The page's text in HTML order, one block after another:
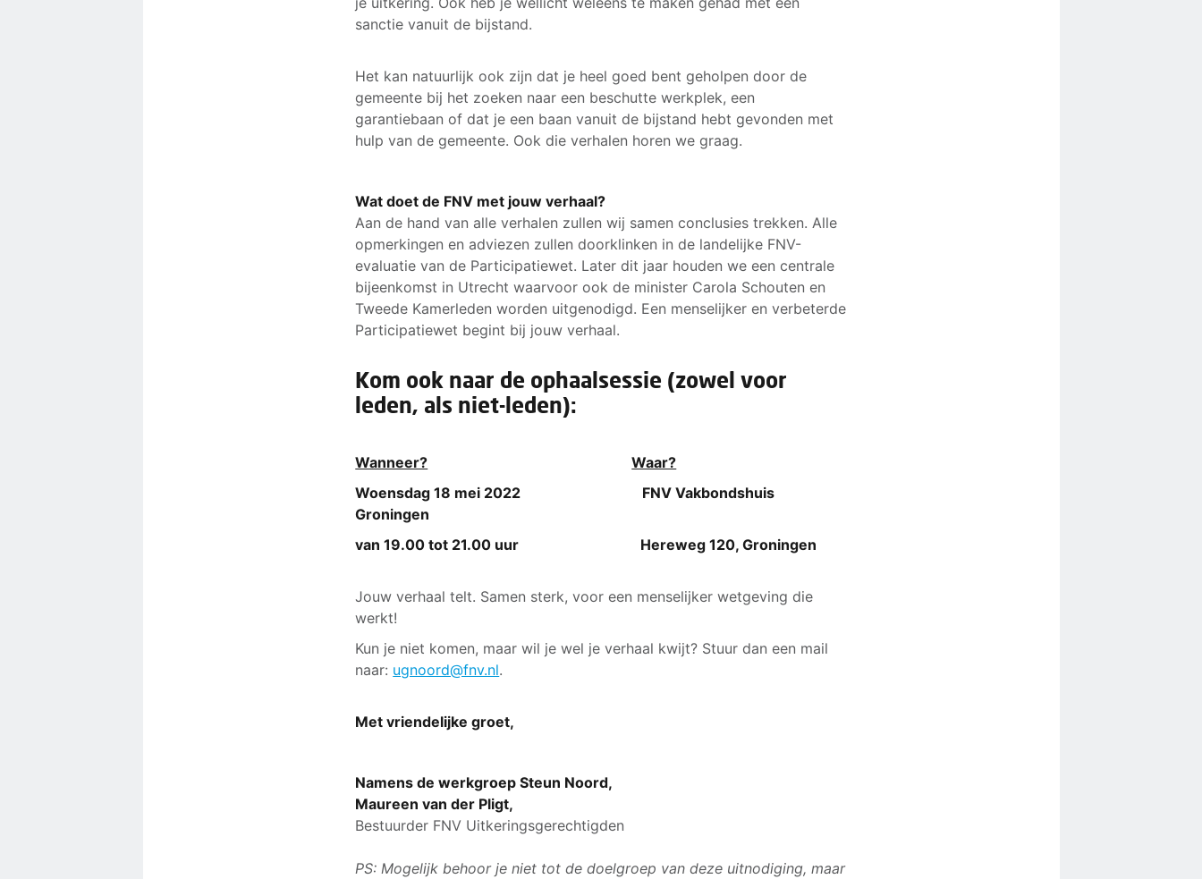
sanctie vanuit de bijstand.
Het kan natuurlijk ook zijn dat je heel goed bent geholpen door de
gemeente bij het zoeken naar een beschutte werkplek, een
garantiebaan of dat je een baan vanuit de bijstand hebt gevonden met
hulp van de gemeente. Ook die verhalen horen we graag.
Wat doet de FNV met jouw verhaal?
Aan de hand van alle verhalen zullen wij samen conclusies trekken. Alle
opmerkingen en adviezen zullen doorklinken in de landelijke FNV-
evaluatie van de Participatiewet. Later dit jaar houden we een centrale
bijeenkomst in Utrecht waarvoor ook de minister Carola Schouten en
Tweede Kamerleden worden uitgenodigd. Een menselijker en verbeterde
Participatiewet begint bij jouw verhaal.
Kom ook naar de ophaalsessie (zowel voor
leden, als niet-leden):
Wanneer?
Waar?
Woensdag 18 mei 2022 FNV Vakbondshuis
Groningen
van 19.00 tot 21.00 uur Hereweg 120, Groningen
Jouw verhaal telt. Samen sterk, voor een menselijker wetgeving die
werkt!
Kun je niet komen, maar wil je wel je verhaal kwijt? Stuur dan een mail
naar: ugnoord@fnv.nl.
Met vriendelijke groet,
Namens de werkgroep Steun Noord,
Maureen van der Pligt,
Bestuurder FNV Uitkeringsgerechtigden
PS: Mogelijk behoor je niet tot de doelgroep van deze uitnodiging, maar